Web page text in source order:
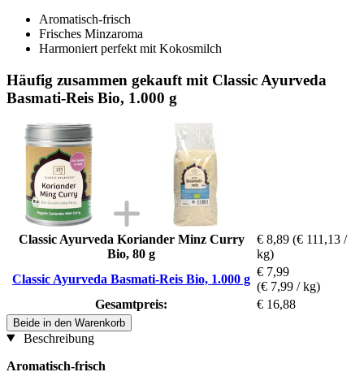
Aromatisch-frisch
Frisches Minzaroma
Harmoniert perfekt mit Kokosmilch
Häufig zusammen gekauft mit Classic Ayurveda
Basmati-Reis Bio, 1.000 g
Classic Ayurveda Koriander Minz Curry
Bio, 80 g
€ 8,89 (€ 111,13 /
kg)
Classic Ayurveda Basmati-Reis Bio, 1.000 g
€ 7,99
(€ 7,99 / kg)
Gesamtpreis:
€ 16,88
Beide in den Warenkorb
Beschreibung
Aromatisch-frisch